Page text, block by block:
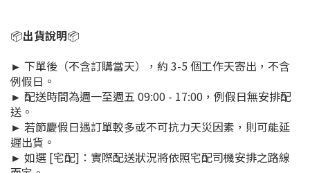
📦出貨說明📦
► 下單後（不含訂購當天），約 3-5 個工作天寄出，不含
例假日。
► 配送時間為週一至週五 09:00 - 17:00，例假日無安排配
送。
► 若節慶假日遇訂單較多或不可抗力天災因素，則可能延
遲出貨。
► 如選 [宅配]：實際配送狀況將依照宅配司機安排之路線